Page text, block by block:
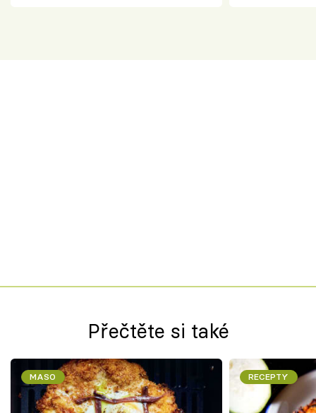
Přečtěte si také
MASO RECEPTY